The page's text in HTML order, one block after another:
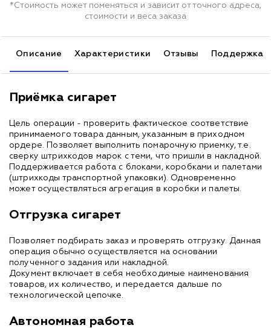
*Стоимость может поменяться и зависит от точного адреса,
стоимости и веса заказа
Описание Характеристики Отзывы Поддержка
Приёмка сигарет
Цель операции - проверить фактическое соответствие
принимаемого товара данным, указанным в приходном
ордере. Позволяет выполнить помарочную приемку, т.е.
сверку штрихкодов марок с теми, что пришли в накладной.
Поддерживается работа с блоками, коробками и палетами
(штрихкоды транспортной упаковки). Одновременно
может осуществляться агрегация в коробки и палеты.
Отгрузка сигарет
Позволяет подбирать заказ и проверять отгрузку. Данная
операция обычно осуществляется на основании
полученного задания или накладной.
Документ включает в себя необходимые наименования
товаров, их количество, и передается дальше по
технологической цепочке.
Автономная работа